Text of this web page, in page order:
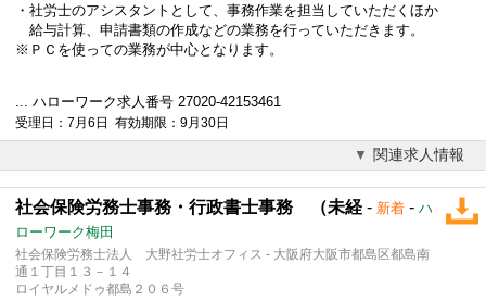
・社労士のアシスタントとして、事務作業を担当していただくほか
給与計算、申請書類の作成などの業務を行っていただきます。
※ＰＣを使っての業務が中心となります。
... ハローワーク求人番号 27020-42153461
受理日：7月6日 有効期限：9月30日
関連求人情報
社会保険労務士事務・行政書士事務 （未経 - 新着 - ハ
ローワーク梅田
社会保険労務士法人 大野社労士オフィス - 大阪府大阪市都島区都島南
通１丁目１３－１４
ロイヤルメドゥ都島２０６号